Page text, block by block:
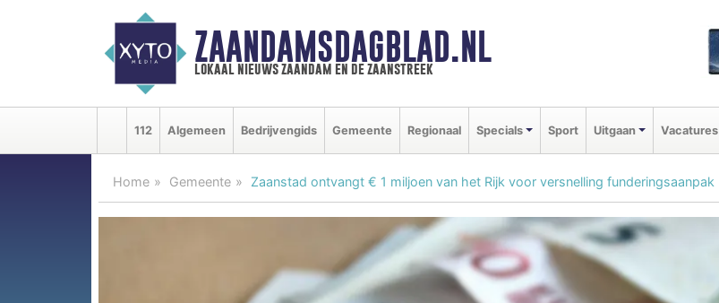
ZAANDAMSDAGBLAD.NL
lokaal nieuws zaandam en de zaanstreek
112 Algemeen Bedrijvengids Gemeente Regionaal Specials Sport Uitgaan Vacatures
Home Gemeente Zaanstad ontvangt € 1 miljoen van het Rijk voor versnelling funderingsaanpak